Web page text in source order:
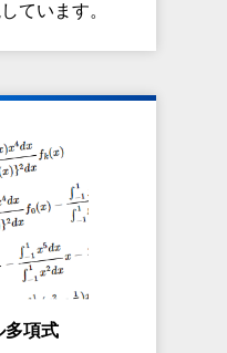
ています。
多項式